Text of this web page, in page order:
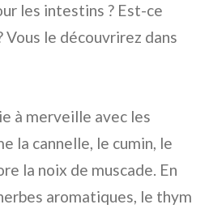
les intestins ? Est-ce
Vous le découvrirez dans
à merveille avec les
la cannelle, le cumin, le
la noix de muscade. En
aromatiques, le thym